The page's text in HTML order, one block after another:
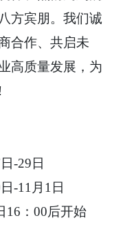
方宾朋。我们诚
合作、共启未
高质量发展，为
-29日
-11月1日
：00后开始